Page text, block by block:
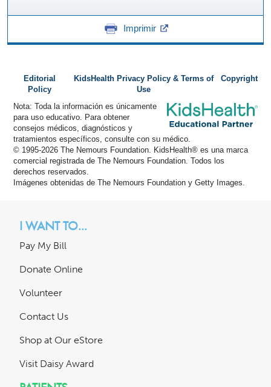
Imprimir
Editorial
Policy
KidsHealth Privacy Policy & Terms of
Use
Copyright
Nota: Toda la información es únicamente
para uso educativo. Para obtener
consejos médicos, diagnósticos y
tratamientos específicos, consulte con su médico.
© 1995-2026 The Nemours Foundation. KidsHealth® es una marca
comercial registrada de The Nemours Foundation. Todos los
derechos reservados.
Imágenes obtenidas de The Nemours Foundation y Getty Images.
I WANT TO...
Pay My Bill
Donate Online
Volunteer
Contact Us
Shop at Our eStore
Visit Daisy Award